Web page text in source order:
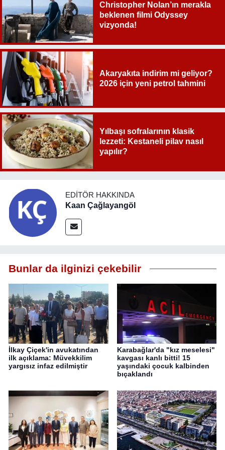
Christopher Nolan’ın merakla
beklenen filmi Odyssey
vizyonda!
Akaryakıta indirim mi geliyor?
2026 için yeni petrol tahmini
Yılbaşı sofralarının klasik
lezzeti: Kestaneli pilav nasıl
yapılır?
EDITÖR HAKKINDA
Kaan Çağlayangöl
Bunlar da ilginizi çekebilir
İlkay Çiçek'in avukatından
ilk açıklama: Müvekkilim
yargısız infaz edilmiştir
Karabağlar'da "kız meselesi"
kavgası kanlı bitti! 15
yaşındaki çocuk kalbinden
bıçaklandı